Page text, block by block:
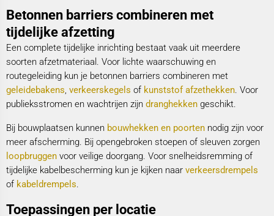
Betonnen barriers combineren met
tijdelijke afzetting
Een complete tijdelijke inrichting bestaat vaak uit meerdere
soorten afzetmateriaal. Voor lichte waarschuwing en
routegeleiding kun je betonnen barriers combineren met
geleidebakens, verkeerskegels of kunststof afzethekken. Voor
publieksstromen en wachtrijen zijn dranghekkengeschikt.
Bij bouwplaatsen kunnen bouwhekken en poortennodig zijn voor
meer afscherming. Bij opengebroken stoepen of sleuven zorgen
loopbruggenvoor veilige doorgang. Voor snelheidsremming of
tijdelijke kabelbescherming kun je kijken naar verkeersdrempels
of kabeldrempels.
Toepassingen per locatie